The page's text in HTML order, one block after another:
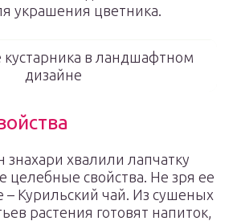
украшения цветника.
в ландшафтном
дизайне
хвалили лапчатку
целебные свойства. Не зря ее
– Курильский чай. Из сушеных
растения готовят напиток,